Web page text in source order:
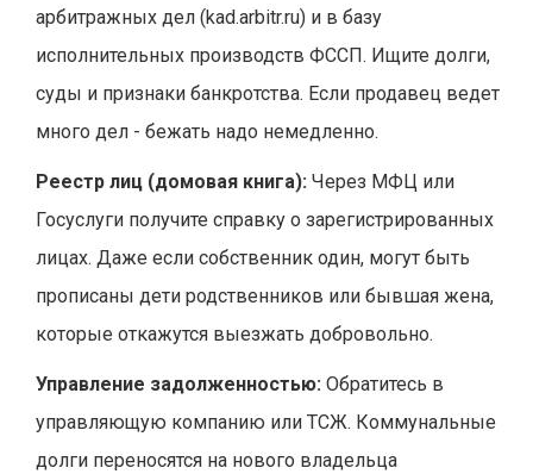
арбитражных дел (kad.arbitr.ru) и в базу
исполнительных производств ФССП. Ищите долги,
суды и признаки банкротства. Если продавец ведет
много дел - бежать надо немедленно.
Реестр лиц (домовая книга): Через МФЦ или
Госуслуги получите справку о зарегистрированных
лицах. Даже если собственник один, могут быть
прописаны дети родственников или бывшая жена,
которые откажутся выезжать добровольно.
Управление задолженностью: Обратитесь в
управляющую компанию или ТСЖ. Коммунальные
долги переносятся на нового владельца